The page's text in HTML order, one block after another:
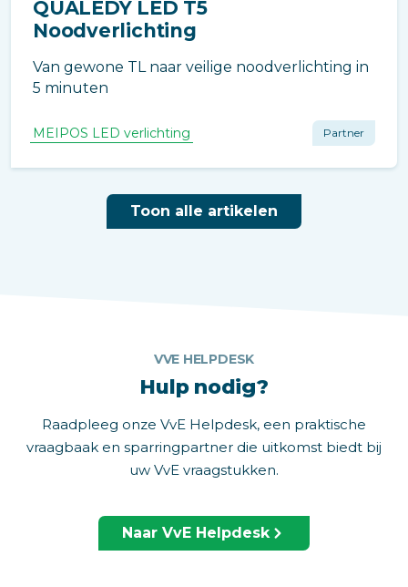
QUALEDY LED T5
Noodverlichting
Van gewone TL naar veilige noodverlichting in
5 minuten
MEIPOS LED verlichting Partner
Toon alle artikelen
VVE HELPDESK
Hulp nodig?
Raadpleeg onze VvE Helpdesk, een praktische
vraagbaak en sparringpartner die uitkomst biedt bij
uw VvE vraagstukken.
Naar VvE Helpdesk